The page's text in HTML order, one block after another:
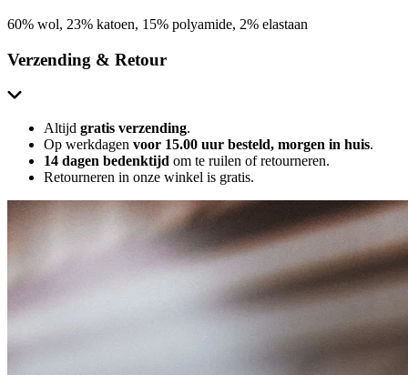
60% wol, 23% katoen, 15% polyamide, 2% elastaan
Verzending & Retour
Altijd gratis verzending.
Op werkdagen voor 15.00 uur besteld, morgen in huis.
14 dagen bedenktijd om te ruilen of retourneren.
Retourneren in onze winkel is gratis.